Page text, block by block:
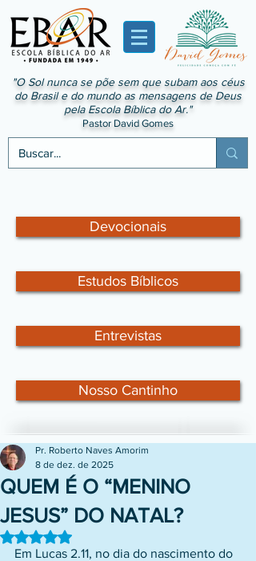
"O Sol nunca se põe sem que subam aos céus
do Brasil e do mundo as mensagens de Deus
pela Escola Bíblica do Ar."
Pastor David Gomes
Devocionais
Estudos Bíblicos
Entrevistas
Nosso Cantinho
QUEM É O “MENINO
JESUS” DO NATAL?
Pr. Roberto Naves Amorim
8 de dez. de 2025
Avaliado com NaN de 5 estrelas.
Em Lucas 2.11, no dia do nascimento do